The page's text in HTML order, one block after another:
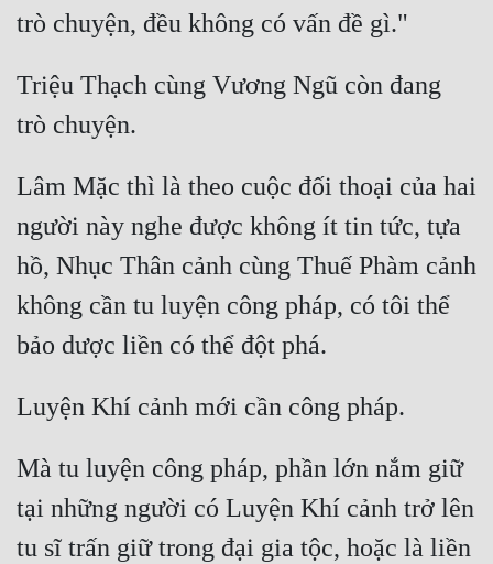
Triệu Thạch cùng Vương Ngũ còn đang
Lâm Mặc thì là theo cuộc đối thoại của hai
người này nghe được không ít tin tức, tựa
hồ, Nhục Thân cảnh cùng Thuế Phàm cảnh
không cần tu luyện công pháp, có tôi thể
Mà tu luyện công pháp, phần lớn nắm giữ
tại những người có Luyện Khí cảnh trở lên
tu sĩ trấn giữ trong đại gia tộc, hoặc là liền